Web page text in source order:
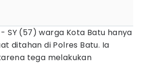
- SY (57) warga Kota Batu hanya
ditahan di Polres Batu. Ia
tega melakukan